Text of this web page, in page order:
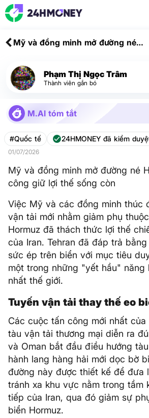
Mỹ và đồng minh mở đường né
sống còn
Phạm Thị Ngọc Trâm
Thành viên gắn bó
M.AI tóm tắt
#Quốc tế 24HMONEY đã kiểm
01/07/2026
Mỹ và đồng minh mở đường né
công giữ lợi thế sống còn
Việc Mỹ và các đồng minh thúc
vận tải mới nhằm giảm phụ
Hormuz đã thách thức lợi thế
của Iran. Tehran đã đáp trả
sức ép trên biển với mục tiêu
một trong những "yết hầu" năng
nhất thế giới.
Tuyến vận tải thay thế eo
Các cuộc tấn công mới nhất của
tàu vận tải thương mại diễn ra
và Oman bắt đầu điều hướng
hành lang hàng hải mới dọc bờ
đường này được thiết kế để đưa
tránh xa khu vực nằm trong tầm
tiếp của Iran, qua đó giảm sự
biển Hormuz.